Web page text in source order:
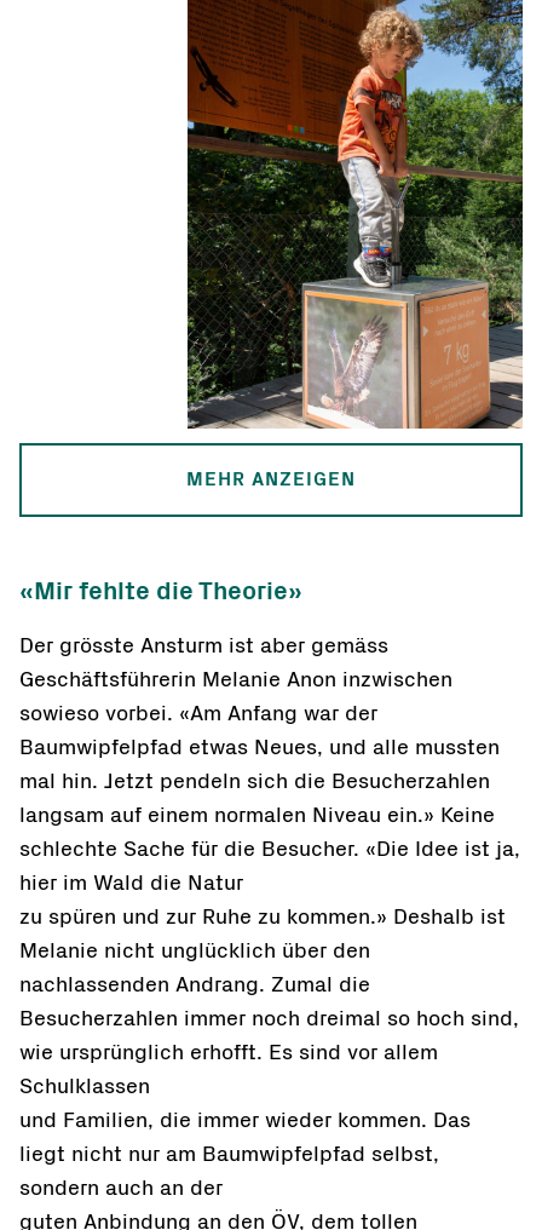
MEHR ANZEIGEN
«Mir fehlte die Theorie»
Der grösste Ansturm ist aber gemäss
Geschäftsführerin Melanie Anon inzwischen
sowieso vorbei. «Am Anfang war der
Baumwipfelpfad etwas Neues, und alle mussten
mal hin. Jetzt pendeln sich die Besucherzahlen
langsam auf einem normalen Niveau ein.» Keine
schlechte Sache für die Besucher. «Die Idee ist ja,
hier im Wald die Natur
zu spüren und zur Ruhe zu kommen.» Deshalb ist
Melanie nicht unglücklich über den
nachlassenden Andrang. Zumal die
Besucherzahlen immer noch dreimal so hoch sind,
wie ursprünglich erhofft. Es sind vor allem
Schulklassen
und Familien, die immer wieder kommen. Das
liegt nicht nur am Baumwipfelpfad selbst,
sondern auch an der
guten Anbindung an den ÖV, dem tollen